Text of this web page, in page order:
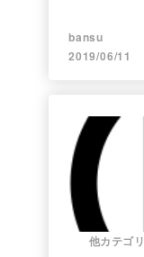
bansu
2019/06/11
他カテゴリ